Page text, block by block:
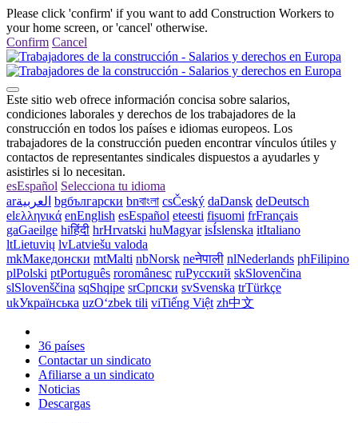
Please click 'confirm' if you want to add Construction Workers to
your home screen, or 'cancel' otherwise.
Confirm Cancel
Este sitio web ofrece información concisa sobre salarios,
condiciones laborales y derechos de los trabajadores de la
construcción en todos los países e idiomas europeos. Los
trabajadores de la construcción pueden encontrar vínculos útiles y
contactos de representantes sindicales dispuestos a ayudarles y
asistirles si lo necesitan.
esEspañol Selecciona tu idioma
arالعربية bgбългарски bnবাংলা csČeský daDansk deDeutsch
elελληνικά enEnglish esEspañol eteesti fisuomi frFrançais
gaGaeilge hiहिंदी hrHrvatski huMagyar isÍslenska itItaliano
ltLietuvių lvLatviešu valoda
mkМакедонски mtMalti nbNorsk neनेपाली nlNederlands phFilipino
plPolski ptPortuguês roromânesc ruРусский skSlovenčina
slSlovenščina sqShqipe srСрпски svSvenska trTürkçe
ukУкраїнська uzOʻzbek tili viTiếng Việt zh中文
36 países
Contactar un sindicato
Afiliarse a un sindicato
Noticias
Descargas